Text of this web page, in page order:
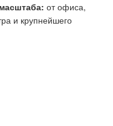
от офиса,
и крупнейшего